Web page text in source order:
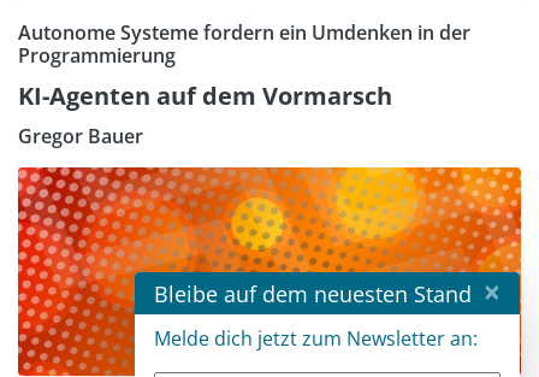
Autonome Systeme fordern ein Umdenken in der
Programmierung
KI-Agenten auf dem Vormarsch
Gregor Bauer
Bleibe auf dem neuesten Stand ×
Melde dich jetzt zum Newsletter an: